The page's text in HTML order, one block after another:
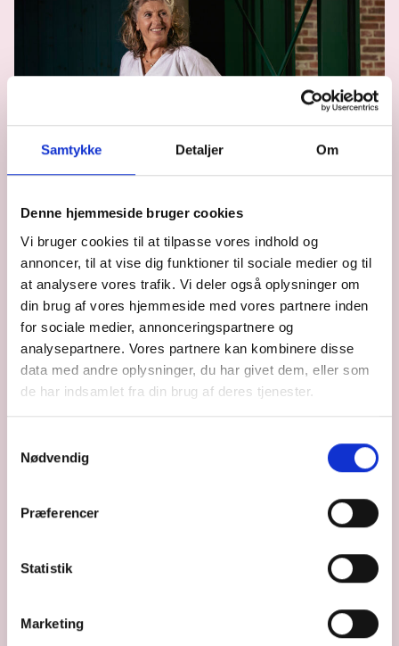
Samtykke Detaljer Om
Denne hjemmeside bruger cookies
Vi bruger cookies til at tilpasse vores indhold og
annoncer, til at vise dig funktioner til sociale medier og til
at analysere vores trafik. Vi deler også oplysninger om
din brug af vores hjemmeside med vores partnere inden
for sociale medier, annonceringspartnere og
analysepartnere. Vores partnere kan kombinere disse
data med andre oplysninger, du har givet dem, eller som
de har indsamlet fra din brug af deres tjenester.
Nødvendig
Præferencer
Statistik
Marketing
STYRK DIN MENTALE TRIVSEL MED MINDFULNESS (MBSR
ONLINE)
Få konkrete metoder til at styrke dit mentale
helbred og reducere stress. Kurset foregår onlinr
med opstart den 2. februar.
Dato
20. oktober 2026
8 mødegange
KOMMER SNART